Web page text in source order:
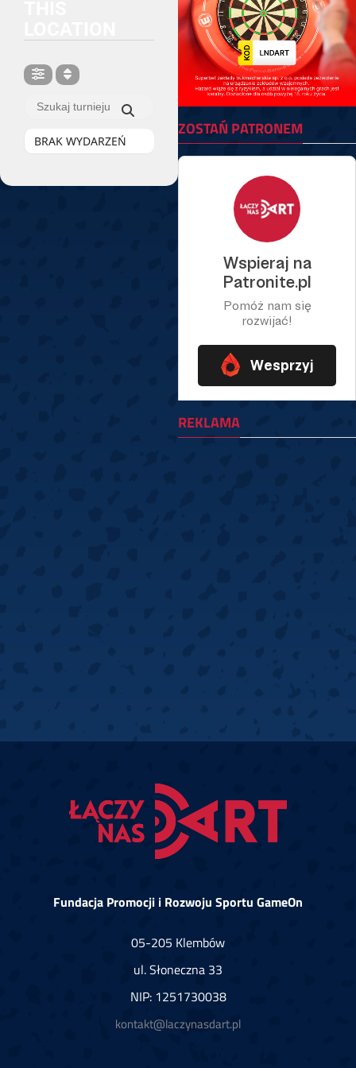
BRAK WYDARZEŃ
ZOSTAŃ PATRONEM
REKLAMA
Fundacja Promocji i Rozwoju Sportu GameOn
05-205 Klembów
ul. Słoneczna 33
NIP: 1251730038
kontakt@laczynasdart.pl